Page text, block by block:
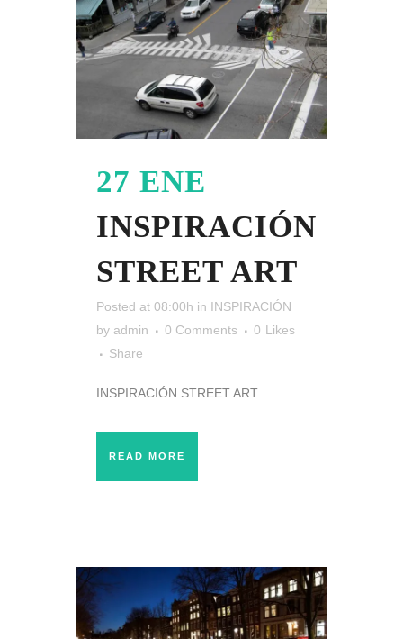
27 ENE
INSPIRACIÓN
STREET ART
Posted at 08:00h in INSPIRACIÓN
by admin 0 Comments 0 Likes
Share
INSPIRACIÓN STREET ART ...
READ MORE